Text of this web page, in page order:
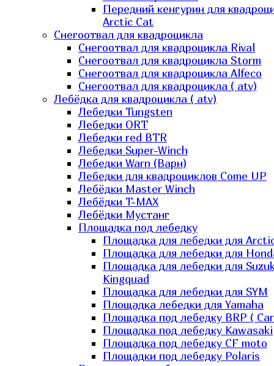
Передний кенгурин для
Arctic Cat
Снегоотвал для квадроцикла
Снегоотвал для квадроцикла Rival
Снегоотвал для квадроцикла Storm
Снегоотвал для квадроцикла Alfeco
Снегоотвал для квадроцикла ( atv)
Лебёдка для квадроцикла ( atv)
Лебедки Tungsten
Лебедки ORT
Лебедки red BTR
Лебедки Super-Winch
Лебедки Warn (Варн)
Лебедки для квадроциклов Come UP
Лебёдки Master Winch
Лебёдки T-MAX
Лебёдки Мустанг
Площадка под лебедку
Площадка для лебедки для
Площадка для лебедки для
Площадка для лебедки для
Kingquad
Площадка для лебедки для SYM
Площадка лебедки для Yamaha
Площадка под лебедку BRP (
Площадка под лебедку Kawasaki
Площадка под лебедку СF moto
Площадки под лебедку Polaris